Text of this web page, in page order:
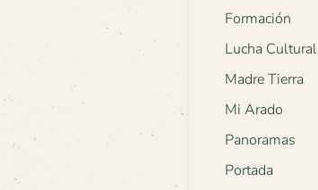
Formación
Lucha Cultural
Madre Tierra
Mi Arado
Panoramas
Portada